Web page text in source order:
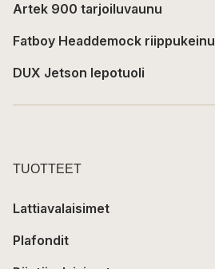
Artek 900 tarjoiluvaunu
Fatboy Headdemock riippukeinu
DUX Jetson lepotuoli
TUOTTEET
Lattiavalaisimet
Plafondit